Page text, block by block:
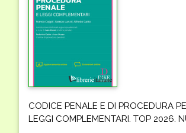
CODICE PENALE E DI PROCEDURA
LEGGI COMPLEMENTARI. TOP 2026.